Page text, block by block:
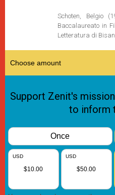
Schoten, Belgio
Baccalaureato in
Letteratura di